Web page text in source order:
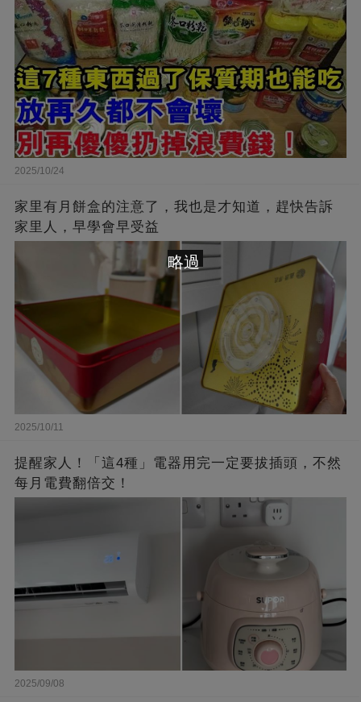
2025/10/24
家里有月餅盒的注意了，我也是才知道，趕快告訴
家里人，早學會早受益
2025/10/11
提醒家人！「這4種」電器用完一定要拔插頭，不然
每月電費翻倍交！
2025/09/08
略過